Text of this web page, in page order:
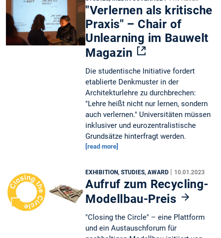
"Verlernen als kritische
Praxis" – Chair of
Unlearning im Bauwelt
Magazin
Die studentische Initiative fordert
etablierte Denkmuster in der
Architekturlehre zu durchbrechen:
"Lehre heißt nicht nur lernen, sondern
auch verlernen." Universitäten müssen
inklusiver und eurozentralistische
Grundsätze hinterfragt werden.
[read more]
EXHIBITION, STUDIES, AWARD | 10.01.2023
Aufruf zum Recycling-
Modellbau-Preis
"Closing the Circle" – eine Plattform
und ein Austauschforum für